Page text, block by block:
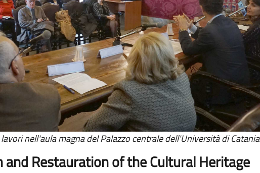
nell'aula magna del Palazzo centrale dell'Università di Catania
and Restauration of the Cultural Heritage